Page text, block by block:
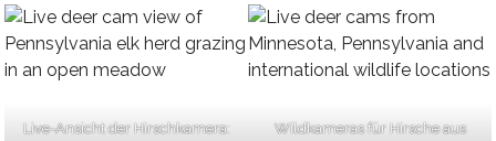
Live-Ansicht der Hirschkamera:
Wildkameras für Hirsche aus